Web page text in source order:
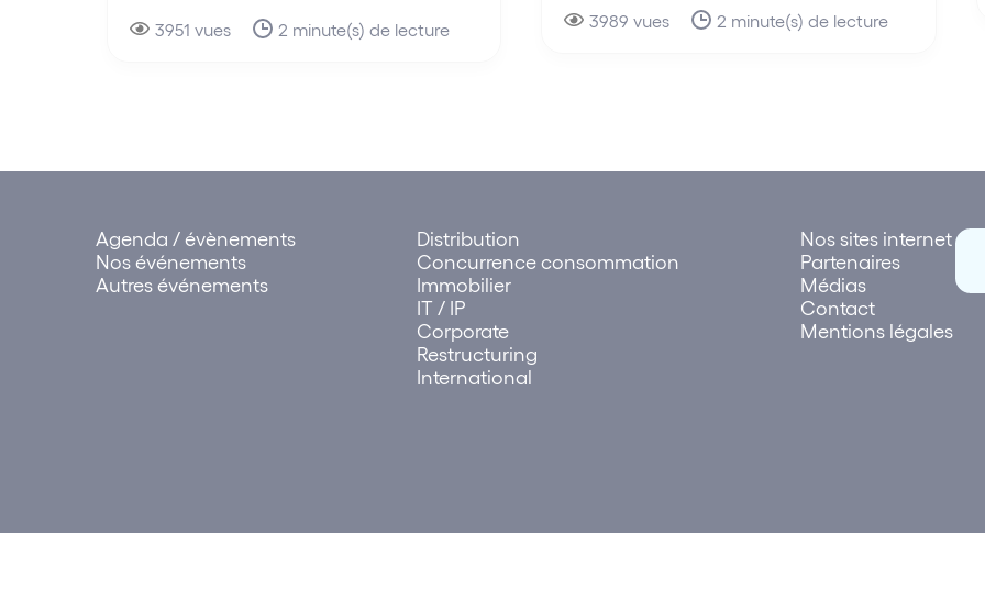
3951 vues 2 minute(s) de lecture 3989 vues 2 minute(s) de lecture
Agenda / évènements
Nos événements
Autres événements
Distribution
Concurrence consommation
Immobilier
IT / IP
Corporate
Restructuring
International
Nos sites internet
Partenaires
Médias
Contact
Mentions légales